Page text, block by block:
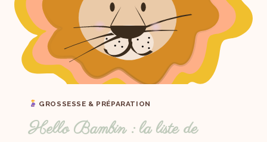
GROSSESSE & PRÉPARATION
Hello Bambin : la liste de